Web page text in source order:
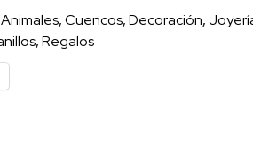
Animales,Cuencos,Decoración,
,Regalos